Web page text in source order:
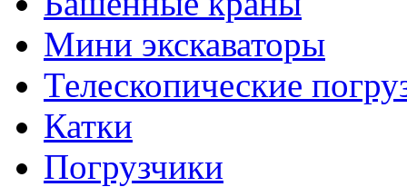
Мини экскаваторы
Телескопические
Катки
Погрузчики